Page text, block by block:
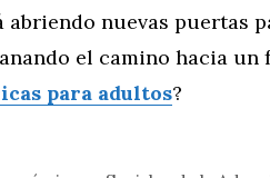
nuevas puertas
el camino hacia un
para adultos?